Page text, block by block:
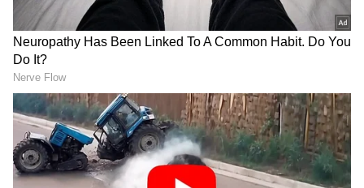
ಪ್ರಕಟಣೆಯಲ್ಲಿ ತಿಳಿಸಿದೆ.
ಸಂಪುಟ ವಿಸ್ತರಣೆ ಸೀಕ್ರೆಟ್ ಬಿಚ್ಚಿಟ್ಟ
ಯತೀಂದ್ರ ಸಿದ್ದರಾಮಯ್ಯ: ಅಪ್ಪ
ಸಿದ್ದು ಹಾಕಿದ್ದ ಮಾಸ್ಟರ್ ಪ್ಲಾನ್
ರಿವೀಲ್
ದರ್ಶನ್‌ಗೆ ಮತ್ತಷ್ಟು ಸಂಕಷ್ಟ,
ಪ್ರದೋಷ್ ಬಳಿಕ ಕೋರ್ಟ್‌ಲ್ಲಿ
ಸತ್ಯ ಹೇಳಲು ಮುಂದಾದ ಕುಚುಕು
ದೋಸ್ತ್ ವಿನಯ್, ರವಿಶಂಕರ್!